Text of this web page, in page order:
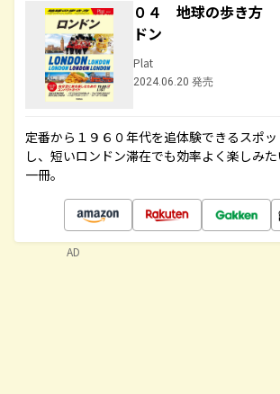
０４ 地球の歩き方
ドン
Plat
2024.06.20 発売
定番から１９６０年代を追体験できるスポ
し、短いロンドン滞在でも効率よく楽しみ
一冊。
AD